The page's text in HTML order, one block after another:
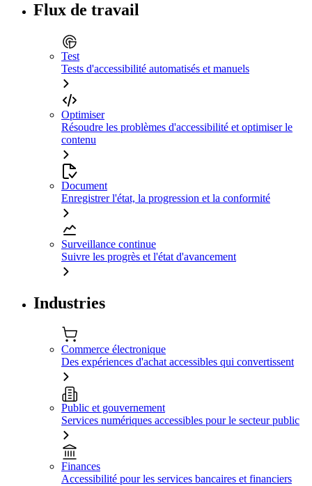
Flux de travail
Test
Tests d'accessibilité automatisés et manuels
Optimiser
Résoudre les problèmes d'accessibilité et optimiser le
contenu
Document
Enregistrer l'état, la progression et la conformité
Surveillance continue
Suivre les progrès et l'état d'avancement
Industries
Commerce électronique
Des expériences d'achat accessibles qui convertissent
Public et gouvernement
Services numériques accessibles pour le secteur public
Finances
Accessibilité pour les services bancaires et financiers